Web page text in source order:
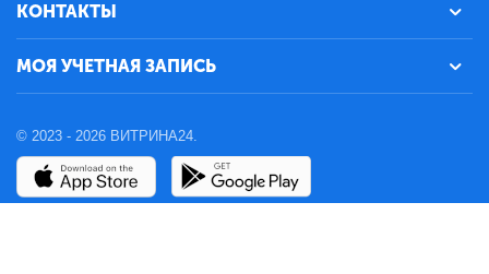
КОНТАКТЫ
МОЯ УЧЕТНАЯ ЗАПИСЬ
© 2023 - 2026 ВИТРИНА24.